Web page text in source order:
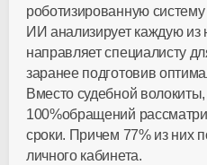
роботизированную
ИИ анализирует каждую из
направляет специалисту
заранее подготовив
Вместо судебной
100%обращений
сроки. Причем 77% из них
личного кабинета.